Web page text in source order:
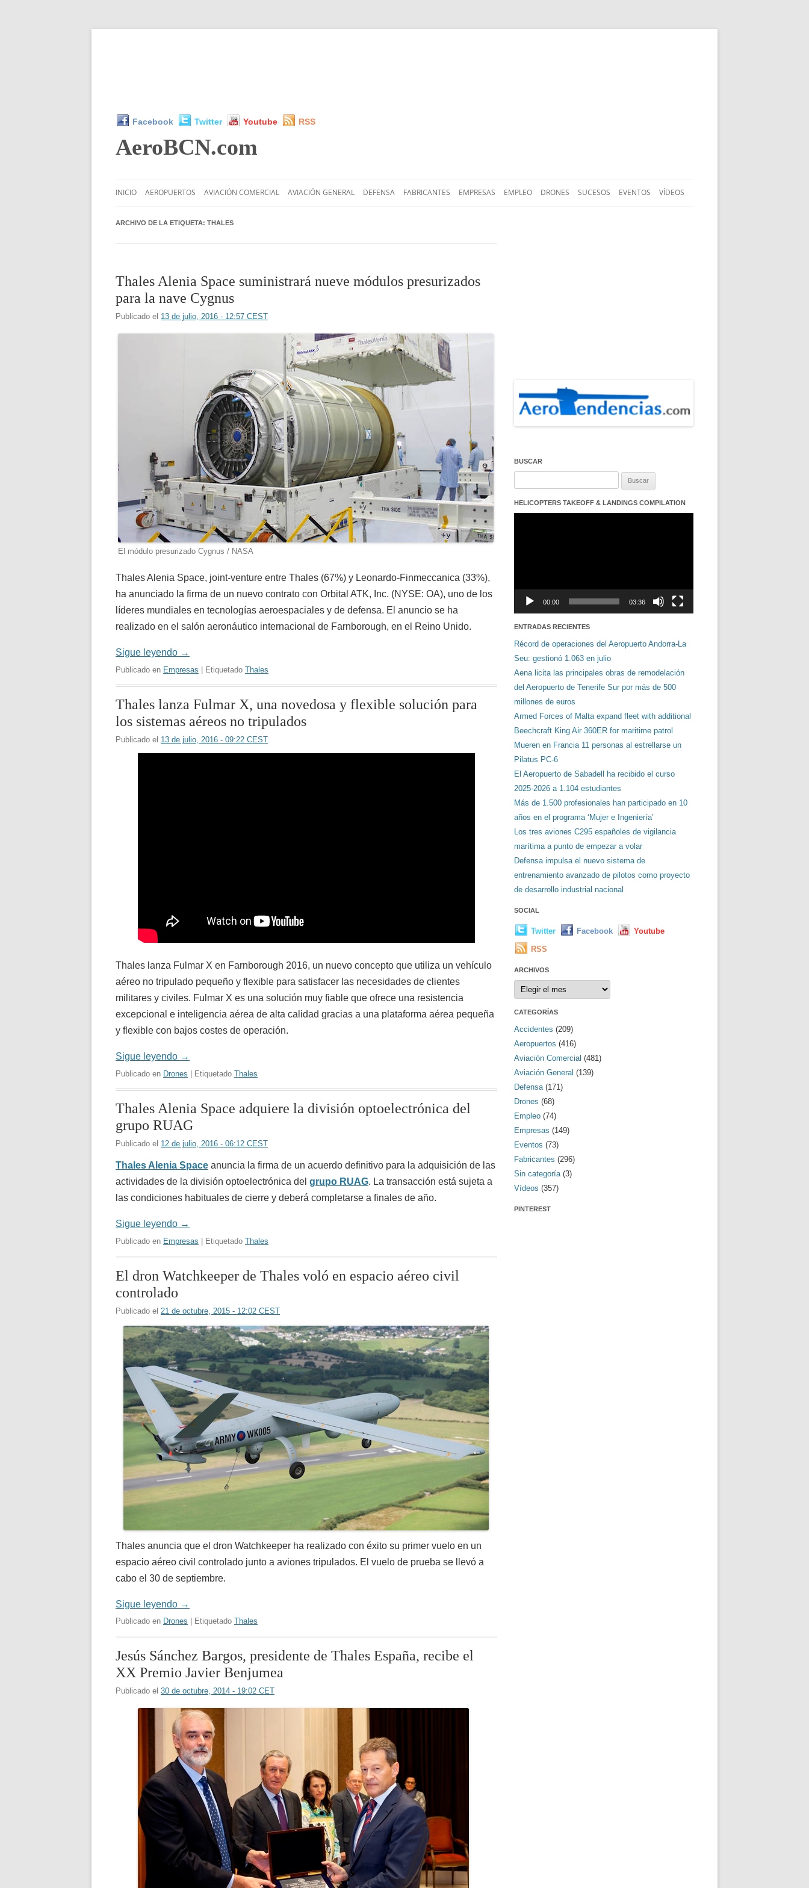
Facebook Twitter Youtube RSS
AeroBCN.com
al
INICIO AEROPUERTOS AVIACIÓN COMERCIAL AVIACIÓN GENERAL DEFENSA FABRICANTES EMPRESAS EMPLEO DRONES SUCESOS EVENTOS VÍDEOS
ARCHIVO DE LA ETIQUETA: THALES
Thales Alenia Space suministrará nueve módulos presurizados
para la nave Cygnus
Publicado el 13 de julio, 2016 - 12:57 CEST
El módulo presurizado Cygnus / NASA
Thales Alenia Space, joint-venture entre Thales (67%) y Leonardo-Finmeccanica (33%),
ha anunciado la firma de un nuevo contrato con Orbital ATK, Inc. (NYSE: OA), uno de los
líderes mundiales en tecnologías aeroespaciales y de defensa. El anuncio se ha
realizado en el salón aeronáutico internacional de Farnborough, en el Reino Unido.
Sigue leyendo →
Publicado en Empresas | Etiquetado Thales
Thales lanza Fulmar X, una novedosa y flexible solución para
los sistemas aéreos no tripulados
Publicado el 13 de julio, 2016 - 09:22 CEST
Thales lanza Fulmar X en Farnborough 2016, un nuevo concepto que utiliza un vehículo
aéreo no tripulado pequeño y flexible para satisfacer las necesidades de clientes
militares y civiles. Fulmar X es una solución muy fiable que ofrece una resistencia
excepcional e inteligencia aérea de alta calidad gracias a una plataforma aérea pequeña
y flexible con bajos costes de operación.
Sigue leyendo →
Publicado en Drones | Etiquetado Thales
Thales Alenia Space adquiere la división optoelectrónica del
grupo RUAG
Publicado el 12 de julio, 2016 - 06:12 CEST
Thales Alenia Space anuncia la firma de un acuerdo definitivo para la adquisición de las
actividades de la división optoelectrónica del grupo RUAG. La transacción está sujeta a
las condiciones habituales de cierre y deberá completarse a finales de año.
Sigue leyendo →
Publicado en Empresas | Etiquetado Thales
El dron Watchkeeper de Thales voló en espacio aéreo civil
controlado
Publicado el 21 de octubre, 2015 - 12:02 CEST
Thales anuncia que el dron Watchkeeper ha realizado con éxito su primer vuelo en un
espacio aéreo civil controlado junto a aviones tripulados. El vuelo de prueba se llevó a
cabo el 30 de septiembre.
Sigue leyendo →
Publicado en Drones | Etiquetado Thales
Jesús Sánchez Bargos, presidente de Thales España, recibe el
XX Premio Javier Benjumea
Publicado el 30 de octubre, 2014 - 19:02 CET
BUSCAR
HELICOPTERS TAKEOFF & LANDINGS COMPILATION
00:00 03:36
ENTRADAS RECIENTES
Récord de operaciones del Aeropuerto Andorra-La
Seu: gestionó 1.063 en julio
Aena licita las principales obras de remodelación
del Aeropuerto de Tenerife Sur por más de 500
millones de euros
Armed Forces of Malta expand fleet with additional
Beechcraft King Air 360ER for maritime patrol
Mueren en Francia 11 personas al estrellarse un
Pilatus PC-6
El Aeropuerto de Sabadell ha recibido el curso
2025-2026 a 1.104 estudiantes
Más de 1.500 profesionales han participado en 10
años en el programa ‘Mujer e Ingeniería’
Los tres aviones C295 españoles de vigilancia
marítima a punto de empezar a volar
Defensa impulsa el nuevo sistema de
entrenamiento avanzado de pilotos como proyecto
de desarrollo industrial nacional
SOCIAL
Twitter Facebook
Youtube
RSS
ARCHIVOS
Archivos
CATEGORÍAS
Accidentes (209)
Aeropuertos (416)
Aviación Comercial (481)
Aviación General (139)
Defensa(171)
Drones (68)
Empleo (74)
Empresas (149)
Eventos (73)
Fabricantes (296)
Sin categoría(3)
Vídeos (357)
PINTEREST